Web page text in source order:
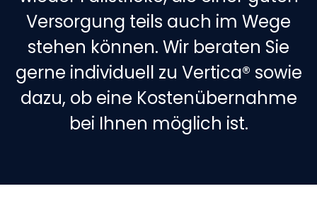
Versorgung teils auch im Wege
stehen können. Wir beraten Sie
gerne individuell zu Vertica® sowie
dazu, ob eine Kostenübernahme
bei Ihnen möglich ist.